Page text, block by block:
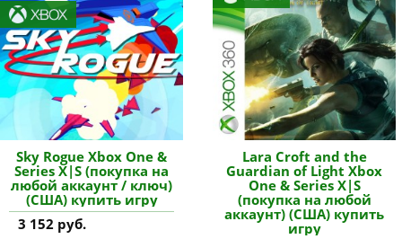
Sky Rogue Xbox One &
Series X|S (покупка на
любой аккаунт / ключ)
(США) купить игру
3 152 руб.
Lara Croft and the
Guardian of Light Xbox
One & Series X|S
(покупка на любой
аккаунт) (США) купить
игру